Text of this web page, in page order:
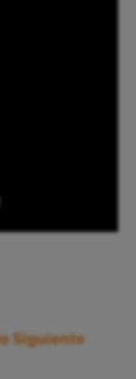
Siguiente